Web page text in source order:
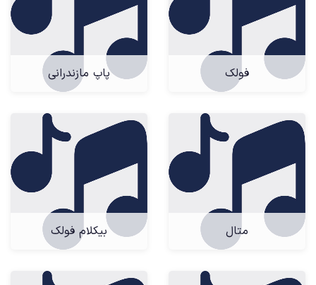
فولک پاپ مازندرانی
متال بیکلام فولک